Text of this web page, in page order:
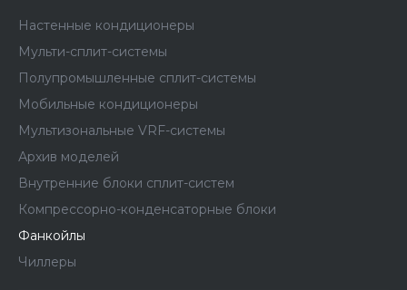
Настенные кондиционеры
Мульти-сплит-системы
Полупромышленные сплит-системы
Мобильные кондиционеры
Мультизональные VRF-системы
Архив моделей
Внутренние блоки сплит-систем
Компрессорно-конденсаторные блоки
Фанкойлы
Чиллеры